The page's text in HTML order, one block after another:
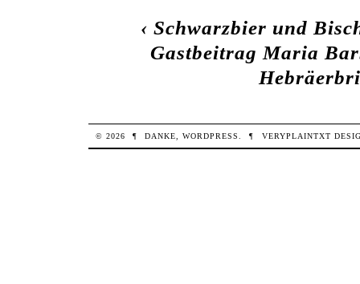
‹ Schwarzbier und
Gastbeitrag Maria
© 2026 ¶ DANKE,WORDPRESS ¶ VERYPLAINTXT